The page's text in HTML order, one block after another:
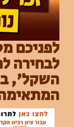
לפניכם
לבחירה
השקל',